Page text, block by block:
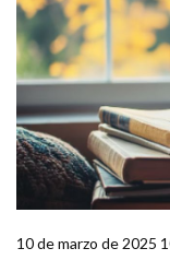
10 de marzo de 2025